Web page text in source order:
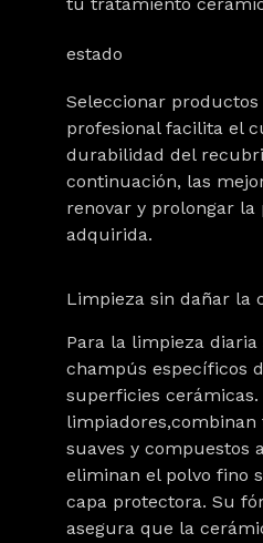
estado
Seleccionar productos
profesional facilita el
durabilidad del
continuación, las
renovar y prolongar la
adquirida.
Limpieza sin dañar la
Para la limpieza
champús específicos
superficies cerámicas.
limpiadores,combinan
suaves y compuestos
eliminan el polvo fino
capa protectora. Su
asegura que la